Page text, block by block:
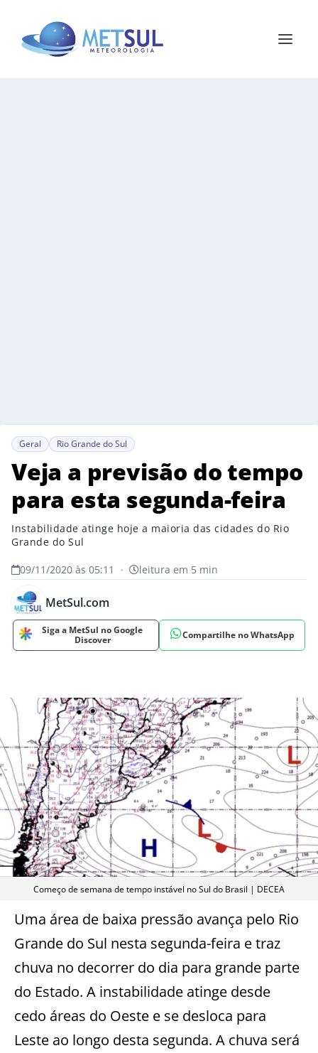
Geral Rio Grande do Sul
Veja a previsão do tempo
para esta segunda-feira
Instabilidade atinge hoje a maioria das cidades do Rio
Grande do Sul
09/11/2020 às 05:11 • leitura em 5 min
MetSul.com
Siga a MetSul no Google
Discover
Compartilhe no WhatsApp
Começo de semana de tempo instável no Sul do Brasil | DECEA
Uma área de baixa pressão avança pelo Rio
Grande do Sul nesta segunda-feira e traz
chuva no decorrer do dia para grande parte
do Estado. A instabilidade atinge desde
cedo áreas do Oeste e se desloca para
Leste ao longo desta segunda. A chuva será